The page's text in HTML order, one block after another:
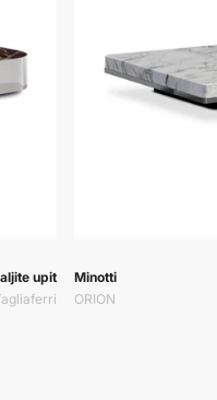
upit
Prodavač:
Minotti
ORION